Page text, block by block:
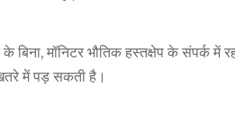
बिना, मॉनिटर भौतिक हस्तक्षेप के संपर्क
में पड़ सकती है।